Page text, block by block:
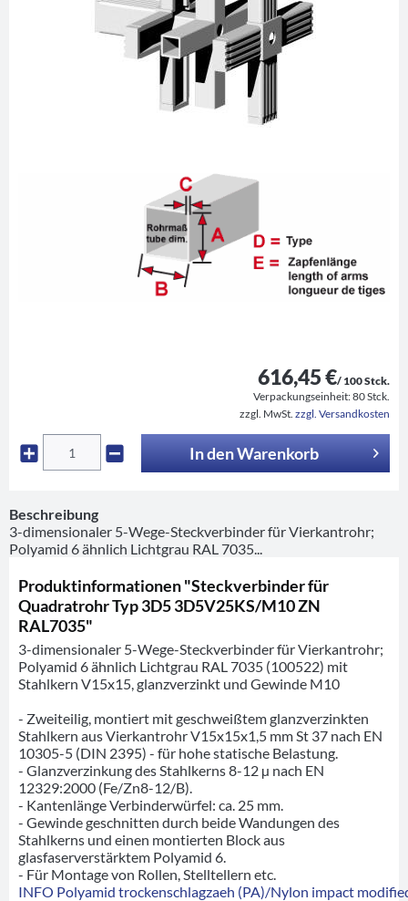
616,45 €/ 100 Stck.
Verpackungseinheit:80 Stck.
zzgl. MwSt. zzgl. Versandkosten
In denWarenkorb
Beschreibung
3-dimensionaler 5-Wege-Steckverbinder für Vierkantrohr;
Polyamid 6 ähnlich Lichtgrau RAL 7035...
Produktinformationen "Steckverbinder für
Quadratrohr Typ 3D5 3D5V25KS/M10 ZN
RAL7035"
3-dimensionaler 5-Wege-Steckverbinder für Vierkantrohr;
Polyamid 6 ähnlich Lichtgrau RAL 7035 (100522) mit
Stahlkern V15x15, glanzverzinkt und Gewinde M10
- Zweiteilig, montiert mit geschweißtem glanzverzinkten
Stahlkern aus Vierkantrohr V15x15x1,5 mm St 37 nach EN
10305-5 (DIN 2395) - für hohe statische Belastung.
- Glanzverzinkung des Stahlkerns 8-12 µ nach EN
12329:2000 (Fe/Zn8-12/B).
- Kantenlänge Verbinderwürfel: ca. 25 mm.
- Gewinde geschnitten durch beide Wandungen des
Stahlkerns und einen montierten Block aus
glasfaserverstärktem Polyamid 6.
- Für Montage von Rollen, Stelltellern etc.
INFO Polyamid trockenschlagzaeh (PA)/Nylon impact